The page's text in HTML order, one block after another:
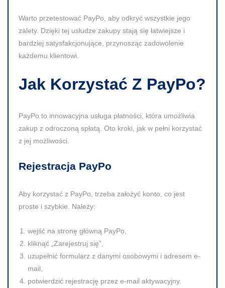
Warto przetestować PayPo, aby odkryć wszystkie jego
zalety. Dzięki tej usłudze zakupy stają się łatwiejsze i
bardziej satysfakcjonujące, przynosząc zadowolenie
każdemu klientowi.
Jak Korzystać Z PayPo?
PayPo to innowacyjna usługa płatności, która umożliwia
zakup z odroczoną spłatą. Oto kroki, jak w pełni korzystać
z jej możliwości.
Rejestracja PayPo
Aby korzystać z PayPo, trzeba założyć konto, co jest
proste i szybkie. Należy:
wejść na stronę główną PayPo,
kliknąć „Zarejestruj się”,
uzupełnić formularz z danymi osobowymi i adresem e-
mail,
potwierdzić rejestrację przez e-mail aktywacyjny.